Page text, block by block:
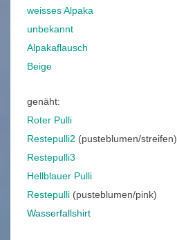
weisses Alpaka
unbekannt
Alpakaflausch
Beige
genäht:
Roter Pulli
Restepulli2 (pusteblumen/streifen)
Restepulli3
Hellblauer Pulli
Restepulli (pusteblumen/pink)
Wasserfallshirt